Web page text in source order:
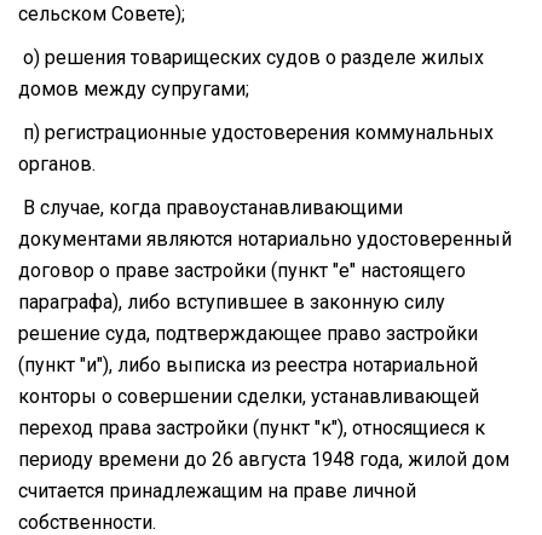
сельском Совете);
о) решения товарищеских судов о разделе жилых
домов между супругами;
п) регистрационные удостоверения коммунальных
органов.
В случае, когда правоустанавливающими
документами являются нотариально удостоверенный
договор о праве застройки (пункт "е" настоящего
параграфа), либо вступившее в законную силу
решение суда, подтверждающее право застройки
(пункт "и"), либо выписка из реестра нотариальной
конторы о совершении сделки, устанавливающей
переход права застройки (пункт "к"), относящиеся к
периоду времени до 26 августа 1948 года, жилой дом
считается принадлежащим на праве личной
собственности.